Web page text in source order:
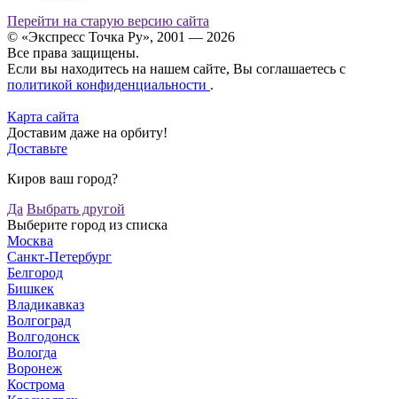
Перейти на старую версию сайта
© «Экспресс Точка Ру», 2001 — 2026
Все права защищены.
Если вы находитесь на нашем сайте, Вы соглашаетесь с
политикой конфиденциальности .
Карта сайта
Доставим даже на орбиту!
Доставьте
Киров ваш город?
Да Выбрать другой
Выберите город из списка
Москва
Санкт-Петербург
Белгород
Бишкек
Владикавказ
Волгоград
Волгодонск
Вологда
Воронеж
Кострома